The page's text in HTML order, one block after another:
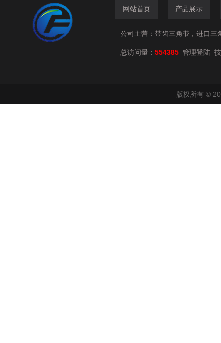
网站首页 产品展示
公司主营：带齿三角带，进口三
总访问量： 554385 管理登陆
版权所有 ©